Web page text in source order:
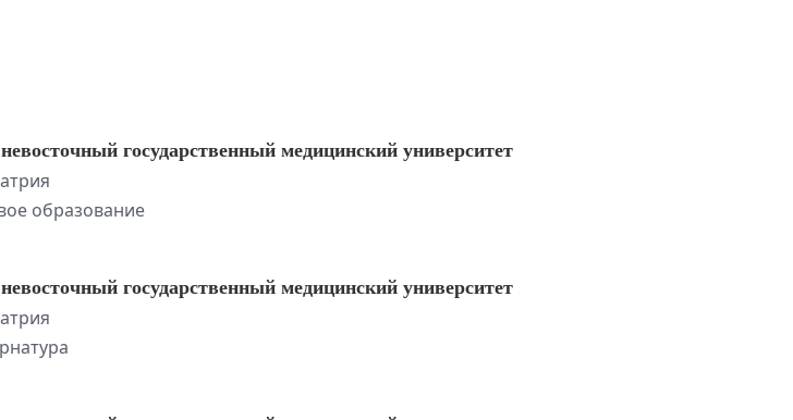
государственный медицинский университет
образование
государственный медицинский университет